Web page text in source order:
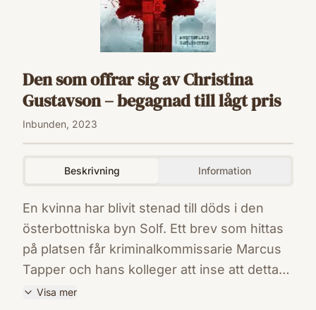
Den som offrar sig av Christina
Gustavson – begagnad till lågt pris
Inbunden, 2023
Beskrivning Information
En kvinna har blivit stenad till döds i den
österbottniska byn Solf. Ett brev som hittas
på platsen får kriminalkommissarie Marcus
Tapper och hans kolleger att inse att detta
är någonting utöver det vanliga. Ett mönster
Visa mer